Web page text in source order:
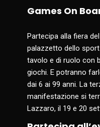
Games On
Partecipa alla fiera
palazzetto dello
tavolo e di ruolo con
giochi. E potranno
dai 6 ai 99 anni. La
manifestazione si
Lazzaro, il 19 e 20